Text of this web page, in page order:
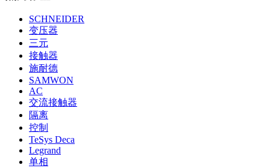
SCHNEIDER
变压器
三元
接触器
施耐德
SAMWON
AC
交流接触器
隔离
控制
TeSys Deca
Legrand
单相